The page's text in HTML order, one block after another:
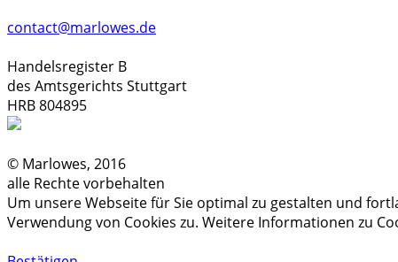
contact@marlowes.de
Handelsregister B
des Amtsgerichts Stuttgart
HRB 804895
© Marlowes, 2016
alle Rechte vorbehalten
Um unsere Webseite für Sie optimal zu gestalten und
Verwendung von Cookies zu. Weitere Informationen zu